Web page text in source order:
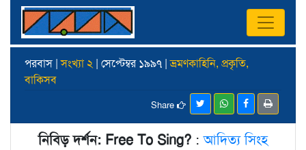
পরবাস |সংখ্যা ২ | সেপ্টেম্বর ১৯৯৭ |ভ্রমণকাহিনি, প্রকৃতি,
বাকিসব
Share
নিবিড় দর্শন: Free To Sing? :আদিত্য সিংহ